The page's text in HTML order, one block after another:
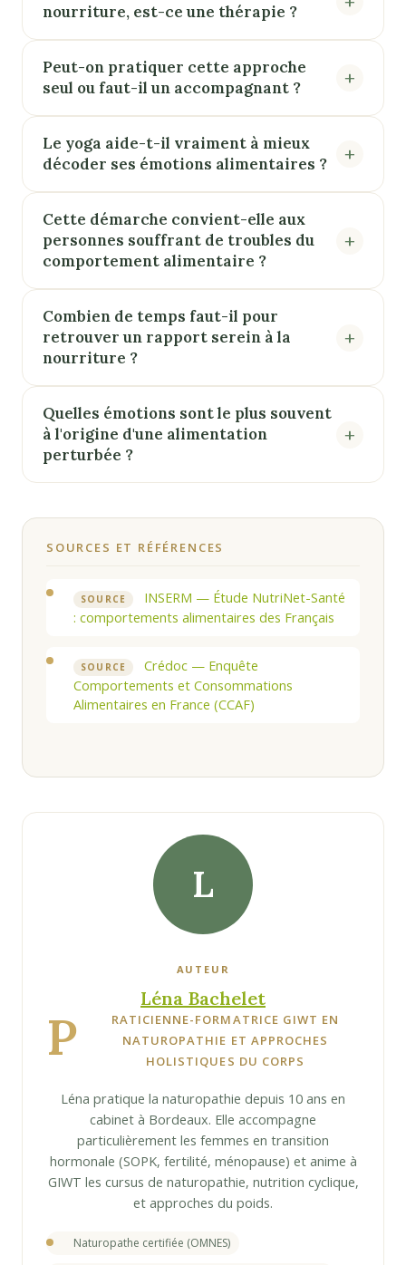
nourriture, est-ce une thérapie ?
Peut-on pratiquer cette approche
seul ou faut-il un accompagnant ?
Le yoga aide-t-il vraiment à mieux
décoder ses émotions alimentaires ?
Cette démarche convient-elle aux
personnes souffrant de troubles du
comportement alimentaire ?
Combien de temps faut-il pour
retrouver un rapport serein à la
nourriture ?
Quelles émotions sont le plus souvent
à l'origine d'une alimentation
perturbée ?
SOURCES ET RÉFÉRENCES
SOURCE
INSERM — Étude NutriNet-Santé
: comportements alimentaires des Français
SOURCE
Crédoc — Enquête
Comportements et Consommations
Alimentaires en France (CCAF)
L
AUTEUR
Léna Bachelet
P
RATICIENNE-FORMATRICE GIWT EN
NATUROPATHIE ET APPROCHES
HOLISTIQUES DU CORPS
Léna pratique la naturopathie depuis 10 ans en
cabinet à Bordeaux. Elle accompagne
particulièrement les femmes en transition
hormonale (SOPK, fertilité, ménopause) et anime à
GIWT les cursus de naturopathie, nutrition cyclique,
et approches du poids.
Naturopathe certifiée (OMNES)